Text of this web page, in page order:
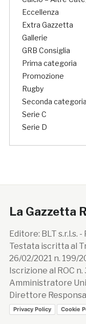
Eccellenza
Extra Gazzetta
Gallerie
GRB Consiglia
Prima categoria
Promozione
Rugby
Seconda categoria
Serie C
Serie D
La Gazzetta
Editore: BLT s.r.l.s.
Testata iscritta al
26/02/2021 n. 199/
Iscrizione al ROC
Amministratore
Direttore
Privacy Policy Cookie